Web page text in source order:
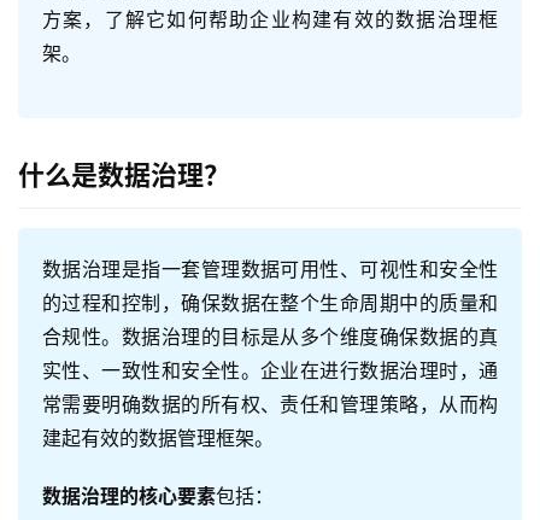
方案，了解它如何帮助企业构建有效的数据治理框
架。
什么是数据治理？
数据治理是指一套管理数据可用性、可视性和安全性
的过程和控制，确保数据在整个生命周期中的质量和
合规性。数据治理的目标是从多个维度确保数据的真
实性、一致性和安全性。企业在进行数据治理时，通
常需要明确数据的所有权、责任和管理策略，从而构
建起有效的数据管理框架。
数据治理的核心要素包括：